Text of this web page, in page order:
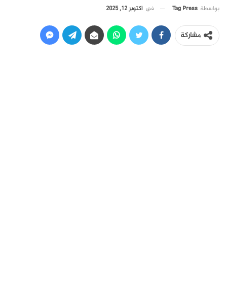
بواسطة Tag Press في أكتوبر 12, 2025
مشاركة